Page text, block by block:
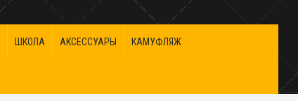
ШКОЛА АКСЕССУАРЫ КАМУФЛЯЖ